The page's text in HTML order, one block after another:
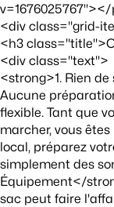
<div class="grid-
<h3
<div class="text">
<strong>1. Rien
Aucune
flexible. Tant que
marcher, vous
local, préparez
simplement des
Équipement</
sac peut faire